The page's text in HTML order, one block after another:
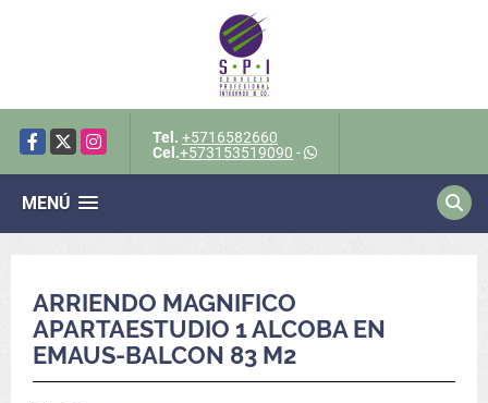
Facebook
X Instagram Tel. +5716582660
Cel.+573153519090 -
MENÚ
ARRIENDO MAGNIFICO
APARTAESTUDIO 1 ALCOBA EN
EMAUS-BALCON 83 M2